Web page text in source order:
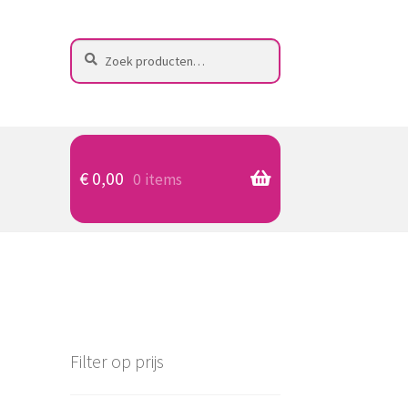
Zoeken
naar:
Zoeken
€0,00 0 items
Filter op prijs